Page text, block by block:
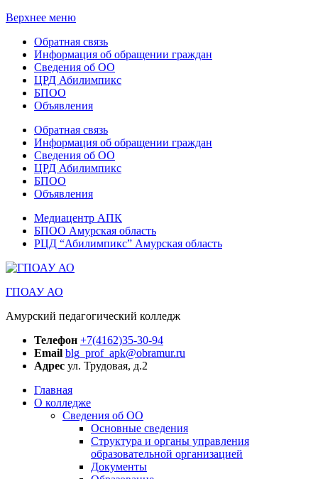
Верхнее меню
Обратная связь
Информация об обращении граждан
Сведения об ОО
ЦРД Абилимпикс
БПОО
Объявления
Обратная связь
Информация об обращении граждан
Сведения об ОО
ЦРД Абилимпикс
БПОО
Объявления
Медиацентр АПК
БПОО Амурская область
РЦД “Абилимпикс” Амурская область
ГПОАУ АО
Амурский педагогический колледж
Телефон +7(4162)35-30-94
Email blg_prof_apk@obramur.ru
Адрес ул. Трудовая, д.2
Главная
О колледже
Сведения об ОО
Основные сведения
Структура и органы управления
образовательной организацией
Документы